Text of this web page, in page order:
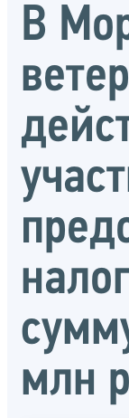
В
млн